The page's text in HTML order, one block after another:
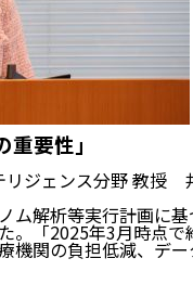
要性」
リジェンス分野 教授
ム解析等実行計画に
。「2025年3月時点
機関の負担低減、デ